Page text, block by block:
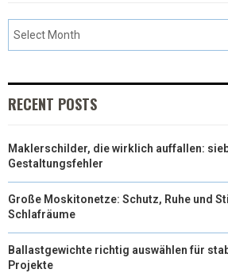
RECENT POSTS
Maklerschilder, die wirklich auffallen:
Gestaltungsfehler
Große Moskitonetze: Schutz, Ruhe und
Schlafräume
Ballastgewichte richtig auswählen für
Projekte